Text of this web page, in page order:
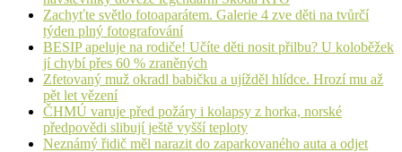
Zachyťte světlo fotoaparátem. Galerie 4 zve děti na tvůrčí
týden plný fotografování
BESIP apeluje na rodiče! Učíte děti nosit přilbu? U koloběžek
jí chybí přes 60 % zraněných
Zfetovaný muž okradl babičku a ujížděl hlídce. Hrozí mu až
pět let vězení
ČHMÚ varuje před požáry i kolapsy z horka, norské
předpovědi slibují ještě vyšší teploty
Neznámý řidič měl narazit do zaparkovaného auta a odjet